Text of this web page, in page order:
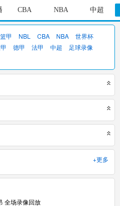
CBA NBA 中超
甲 NBL CBA NBA
世界杯
德甲 法甲 中超
足球录像
+更多
全场录像回放